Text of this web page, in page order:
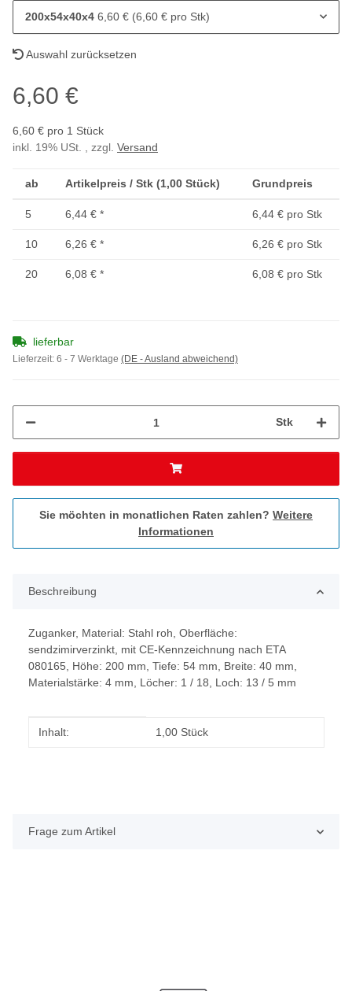
200x54x40x4 6,60 € (6,60 € pro Stk)
Auswahl zurücksetzen
6,60 €
6,60 € pro 1 Stück
inkl. 19% USt. , zzgl. Versand
ab Artikelpreis / Stk (1,00 Stück) Grundpreis
5 6,44 € * 6,44 € pro Stk
10 6,26 € * 6,26 € pro Stk
20 6,08 € * 6,08 € pro Stk
lieferbar
Lieferzeit: 6 - 7 Werktage (DE - Ausland abweichend)
Stk
Sie möchten in monatlichen Raten zahlen? Weitere
Informationen
Beschreibung
Zuganker, Material: Stahl roh, Oberfläche:
sendzimirverzinkt, mit CE-Kennzeichnung nach ETA
080165, Höhe: 200 mm, Tiefe: 54 mm, Breite: 40 mm,
Materialstärke: 4 mm, Löcher: 1 / 18, Loch: 13 / 5 mm
Produkteigenschaft
Wert
Inhalt: 1,00 Stück
Frage zum Artikel